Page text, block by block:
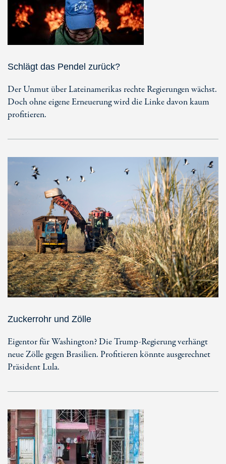
Schlägt das Pendel zurück?
Der Unmut über Lateinamerikas rechte Regierungen wächst.
Doch ohne eigene Erneuerung wird die Linke davon kaum
profitieren.
Zuckerrohr und Zölle
Eigentor für Washington? Die Trump-Regierung verhängt
neue Zölle gegen Brasilien. Profitieren könnte ausgerechnet
Präsident Lula.